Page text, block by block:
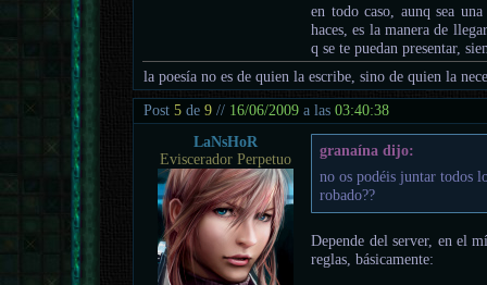
en todo caso, aunq sea
haces, es la manera de
q se te puedan presentar,
la poesía no es de quien la escribe, sino de quien la
Post5 de9 // 16/06/2009 a las03:40:38
LaNsHoR
Eviscerador Perpetuo
granaína dijo:
no os podéis juntar todos
robado??
Depende del server, en el
reglas, básicamente: